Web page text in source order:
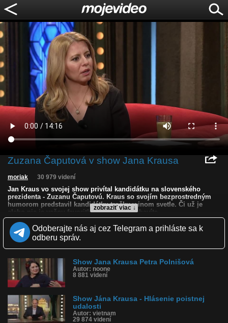
Zuzana Čaputová v show Jana Krausa
zobraziť viac ↓
moriak 30 979 videní
Jan Kraus vo svojej show privítal kandidátku na slovenského
prezidenta - Zuzanu Čaputovú. Kraus so svojím bezprostredným
humorom predstavil kandidátku trošku v inom svetle. Či už je
alebo nie je vašou favoritkou, určite sa zabavíte.
Kvalita: Full HD HD NQ
LQ
Zverejnené: 6.3.2019 13:00
Komentárov: 392
Dľžka: 14:15
Kategória: film a tv
Tagy: show, jan kraus, zuzana čaputová, prezidentka, kandidátka,
humor, kandidátka čaputová
História sledovanosti videa:
Odoberajte nás aj cez Telegram a prihláste sa k
odberu správ.
Show Jana Krausa Petra Polnišová
Autor: noone
8 881 videní
Show Jána Krausa - Hlásenie poistnej
udalosti
Autor: vietnam
29 874 videní